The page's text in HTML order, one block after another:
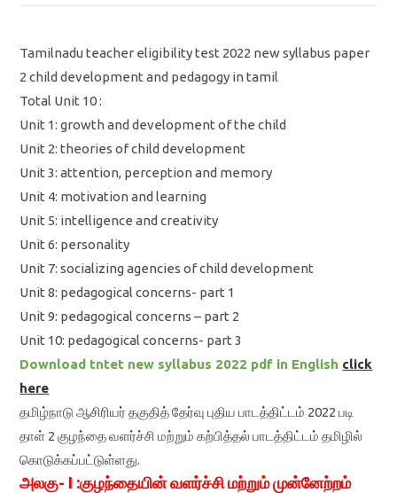
Tamilnadu teacher eligibility test 2022 new syllabus paper
2 child development and pedagogy in tamil
Total Unit 10 :
Unit 1: growth and development of the child
Unit 2: theories of child development
Unit 3: attention, perception and memory
Unit 4: motivation and learning
Unit 5: intelligence and creativity
Unit 6: personality
Unit 7: socializing agencies of child development
Unit 8: pedagogical concerns- part 1
Unit 9: pedagogical concerns – part 2
Unit 10: pedagogical concerns- part 3
Download tntet new syllabus 2022 pdf in English click
here
தமிழ்நாடு ஆசிரியர் தகுதித் தேர்வு புதிய பாடத்திட்டம் 2022 படி
தாள் 2 குழந்தை வளர்ச்சி மற்றும் கற்பித்தல் பாடத்திட்டம் தமிழில்
கொடுக்கப்பட்டுள்ளது.
அலகு- I :குழந்தையின் வளர்ச்சி மற்றும் முன்னேற்றம்